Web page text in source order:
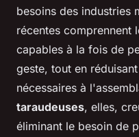
besoins des industries
récentes comprennent
capables à la fois de
geste, tout en
nécessaires à
taraudeuses, elles,
éliminant le besoin de